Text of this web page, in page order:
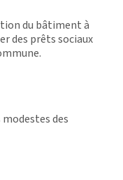
du bâtiment à
des prêts sociaux
des